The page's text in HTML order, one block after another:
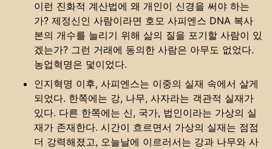
이런 진화적 계산법에 왜 개인이 신경을 써야 하는
가? 제정신인 사람이라면 호모 사피엔스 DNA 복사
본의 개수를 늘리기 위해 삶의 질을 포기할 사람이 있
겠는가? 그런 거래에 동의한 사람은 아무도 없었다.
농업혁명은 덫이었다.
인지혁명 이후, 사피엔스는 이중의 실재 속에서 살게
되었다. 한쪽에는 강, 나무, 사자라는 객관적 실재가
있다. 다른 한쪽에는 신, 국가, 법인이라는 가상의 실
재가 존재한다. 시간이 흐르면서 가상의 실재는 점점
더 강력해졌고, 오늘날에 이르러서는 강과 나무와 사